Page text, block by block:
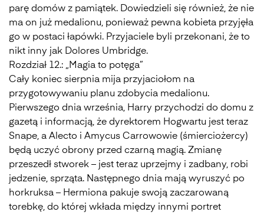
parę domów z pamiątek. Dowiedzieli się również, że nie
ma on już medalionu, ponieważ pewna kobieta przyjęła
go w postaci łapówki. Przyjaciele byli przekonani, że to
nikt inny jak Dolores Umbridge.
Rozdział 12.: „Magia to potęga”
Cały koniec sierpnia mija przyjaciołom na
przygotowywaniu planu zdobycia medalionu.
Pierwszego dnia września, Harry przychodzi do domu z
gazetą i informacją, że dyrektorem Hogwartu jest teraz
Snape, a Alecto i Amycus Carrowowie (śmierciożercy)
będą uczyć obrony przed czarną magią. Zmianę
przeszedł stworek – jest teraz uprzejmy i zadbany, robi
jedzenie, sprząta. Następnego dnia mają wyruszyć po
horkruksa – Hermiona pakuje swoją zaczarowaną
torebkę, do której wkłada między innymi portret